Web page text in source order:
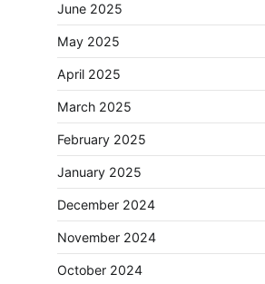
June 2025
May 2025
April 2025
March 2025
February 2025
January 2025
December 2024
November 2024
October 2024